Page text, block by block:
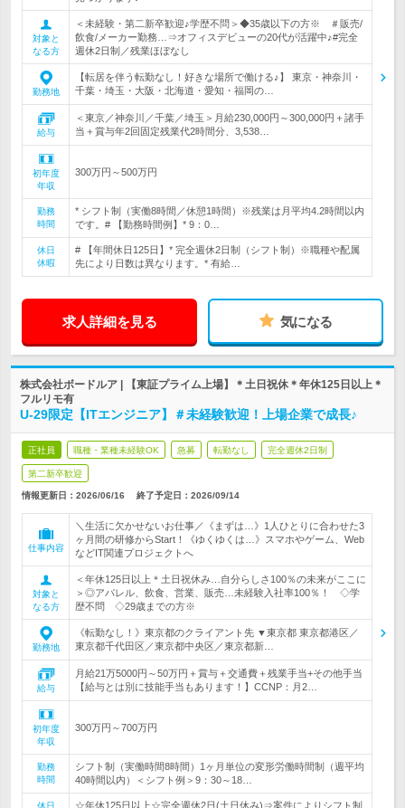
対象と
なる方
＜未経験・第二新卒歓迎♪学歴不問＞◆35歳以下の方※ ＃販売/
飲食/メーカー勤務…⇒オフィスデビューの20代が活躍中♪#完全
週休2日制／残業ほぼなし
勤務地
【転居を伴う転勤なし！好きな場所で働ける♪】 東京・神奈川・
千葉・埼玉・大阪・北海道・愛知・福岡の…
給与
＜東京／神奈川／千葉／埼玉＞月給230,000円～300,000円＋諸手
当＋賞与年2回固定残業代2時間分、3,538…
初年度
年収
300万円～500万円
勤務
時間
* シフト制（実働8時間／休憩1時間）※残業は月平均4.2時間以内
です。# 【勤務時間例】* 9：0…
休日
休暇
# 【年間休日125日】* 完全週休2日制（シフト制）※職種や配属
先により日数は異なります。* 有給…
求人詳細を見る 気になる
株式会社ボードルア | 【東証プライム上場】＊土日祝休＊年休125日以上＊
フルリモ有
U-29限定【ITエンジニア】＃未経験歓迎！上場企業で成長♪
正社員 職種・業種未経験OK 急募 転勤なし 完全週休2日制
第二新卒歓迎
情報更新日：2026/06/16 終了予定日： 2026/09/14
仕事内容
＼生活に欠かせないお仕事／《まずは…》1人ひとりに合わせた3
ヶ月間の研修からStart！《ゆくゆくは…》スマホやゲーム、Web
などIT関連プロジェクトへ
対象と
なる方
＜年休125日以上＊土日祝休み…自分らしさ100％の未来がここに
＞◎アパレル、飲食、営業、販売…未経験入社率100％！ ◇学
歴不問 ◇29歳までの方※
勤務地
《転勤なし！》東京都のクライアント先 ▼東京都 東京都港区／
東京都千代田区／東京都中央区／東京都新…
給与
月給21万5000円～50万円＋賞与＋交通費＋残業手当+その他手当
【給与とは別に技能手当もあります！】CCNP：月2…
初年度
年収
300万円～700万円
勤務
時間
シフト制（実働時間8時間）1ヶ月単位の変形労働時間制（週平均
40時間以内）＜シフト例＞9：30～18…
休日 ☆年休125日以上☆完全週休2日(土日休み)⇒案件によりシフト制